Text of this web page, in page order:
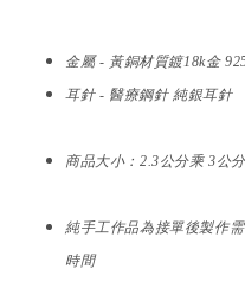
金屬 - 黃銅材質鍍18k金
耳針 - 醫療鋼針 純銀耳針
商品大小：2.3公分乘 3公分
純手工作品為接單後製作
時間